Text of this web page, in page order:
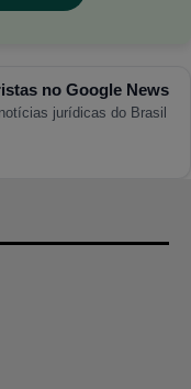
no Google News
jurídicas do Brasil